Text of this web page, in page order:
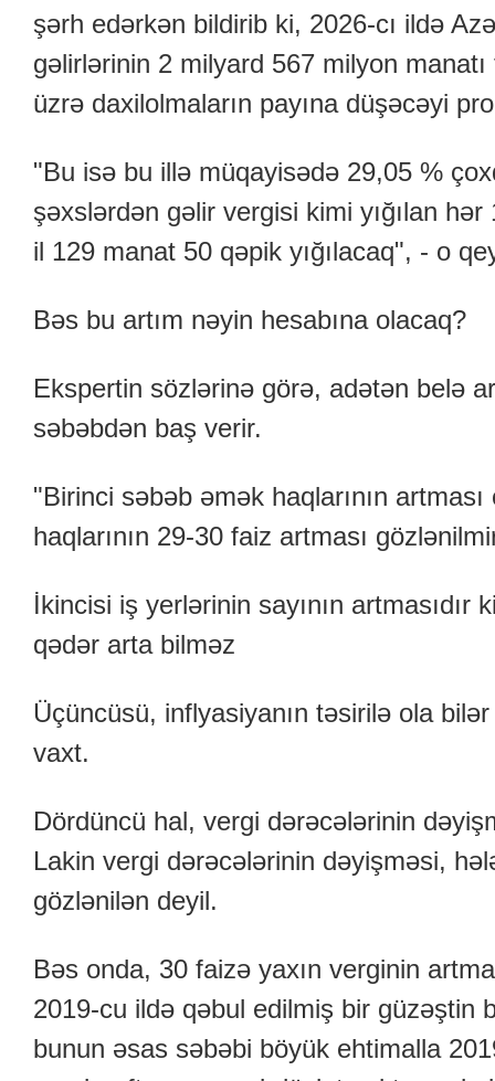
şərh edərkən bildirib ki, 2026-cı ildə
gəlirlərinin 2 milyard 567 milyon
üzrə daxilolmaların payına düşəcəyi
"Bu isə bu illə müqayisədə 29,05 %
şəxslərdən gəlir vergisi kimi yığılan
il 129 manat 50 qəpik yığılacaq", - o
Bəs bu artım nəyin hesabına olacaq?
Ekspertin sözlərinə görə, adətən belə
səbəbdən baş verir.
"Birinci səbəb əmək haqlarının
haqlarının 29-30 faiz artması
İkincisi iş yerlərinin sayının
qədər arta bilməz
Üçüncüsü, inflyasiyanın təsirilə ola
vaxt.
Dördüncü hal, vergi dərəcələrinin
Lakin vergi dərəcələrinin dəyişməsi,
gözlənilən deyil.
Bəs onda, 30 faizə yaxın verginin
2019-cu ildə qəbul edilmiş bir güzəştin
bunun əsas səbəbi böyük ehtimalla